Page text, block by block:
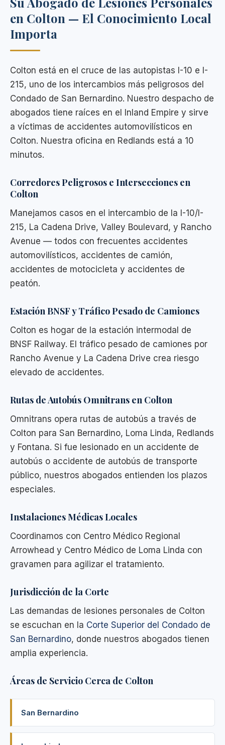
en Colton — El Conocimiento Local
Importa
Colton está en el cruce de las autopistas I-10 e I-
215, uno de los intercambios más peligrosos del
Condado de San Bernardino. Nuestro despacho de
abogados tiene raíces en el Inland Empire y sirve
a víctimas de accidentes automovilísticos en
Colton. Nuestra oficina en Redlands está a 10
minutos.
Corredores Peligrosos e Intersecciones en
Colton
Manejamos casos en el intercambio de la I-10/I-
215, La Cadena Drive, Valley Boulevard, y Rancho
Avenue — todos con frecuentes accidentes
automovilísticos, accidentes de camión,
accidentes de motocicleta y accidentes de
peatón.
Estación BNSF y Tráfico Pesado de Camiones
Colton es hogar de la estación intermodal de
BNSF Railway. El tráfico pesado de camiones por
Rancho Avenue y La Cadena Drive crea riesgo
elevado de accidentes.
Rutas de Autobús Omnitrans en Colton
Omnitrans opera rutas de autobús a través de
Colton para San Bernardino, Loma Linda, Redlands
y Fontana. Si fue lesionado en un accidente de
autobús o accidente de autobús de transporte
público, nuestros abogados entienden los plazos
especiales.
Instalaciones Médicas Locales
Coordinamos con Centro Médico Regional
Arrowhead y Centro Médico de Loma Linda con
gravamen para agilizar el tratamiento.
Jurisdicción de la Corte
Las demandas de lesiones personales de Colton
se escuchan en la Corte Superior del Condado de
San Bernardino, donde nuestros abogados tienen
amplia experiencia.
Áreas de Servicio Cerca de Colton
San Bernardino